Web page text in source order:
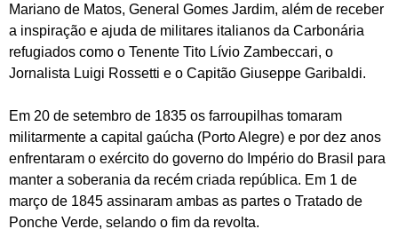
Mariano de Matos, General Gomes Jardim, além de receber
a inspiração e ajuda de militares italianos da Carbonária
refugiados como o Tenente Tito Lívio Zambeccari, o
Jornalista Luigi Rossetti e o Capitão Giuseppe Garibaldi.
Em 20 de setembro de 1835 os farroupilhas tomaram
militarmente a capital gaúcha (Porto Alegre) e por dez anos
enfrentaram o exército do governo do Império do Brasil para
manter a soberania da recém criada república. Em 1 de
março de 1845 assinaram ambas as partes o Tratado de
Ponche Verde, selando o fim da revolta.